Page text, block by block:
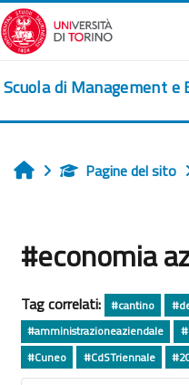
Vai al contenuto principale
Scuola di Management e
HomePagine del sito
#economia
Tag correlati: #cantino
#amministrazioneaziendale
#Cuneo
#CdSTriennale